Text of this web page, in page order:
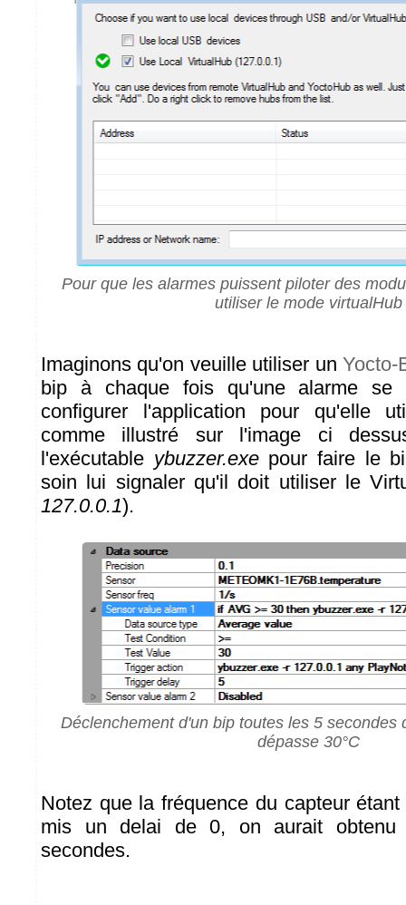
Pour que les alarmes puissent piloter des
utiliser le mode virtualHub
Imaginons qu'on veuille utiliser un Yocto-
bip à chaque fois qu'une alarme se
configurer l'application pour qu'elle
comme illustré sur l'image ci
l'exécutable ybuzzer.exe pour faire le
soin lui signaler qu'il doit utiliser le
127.0.0.1).
Déclenchement d'un bip toutes les 5 secondes
dépasse 30°C
Notez que la fréquence du capteur
mis un delai de 0, on aurait
secondes.